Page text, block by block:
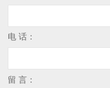
电 话：
留 言：